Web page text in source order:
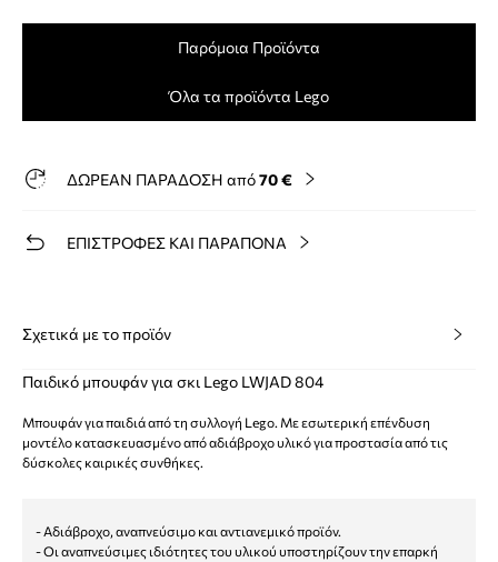
Παρόμοια Προϊόντα
Όλα τα προϊόντα Lego
ΔΩΡΕΑΝ ΠΑΡΑΔΟΣΗ από70 €
ΕΠΙΣΤΡΟΦΕΣ ΚΑΙ ΠΑΡΑΠΟΝΑ
Σχετικά με το προϊόν
Παιδικό μπουφάν για σκι Lego LWJAD 804
Μπουφάν για παιδιά από τη συλλογή Lego. Με εσωτερική επένδυση
μοντέλο κατασκευασμένο από αδιάβροχο υλικό για προστασία από τις
δύσκολες καιρικές συνθήκες.
- Αδιάβροχο, αναπνεύσιμο και αντιανεμικό προϊόν.
- Οι αναπνεύσιμες ιδιότητες του υλικού υποστηρίζουν την επαρκή